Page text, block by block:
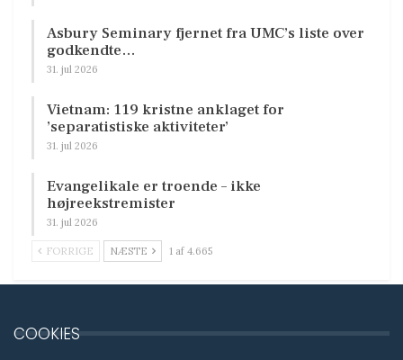
Asbury Seminary fjernet fra UMC’s liste over
godkendte…
31. jul 2026
Vietnam: 119 kristne anklaget for
’separatistiske aktiviteter’
31. jul 2026
Evangelikale er troende – ikke
højreekstremister
31. jul 2026
FORRIGE NÆSTE 1 af 4.665
COOKIES